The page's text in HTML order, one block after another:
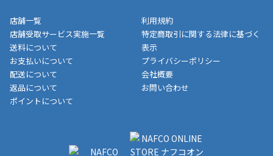
■商品によっては一部決済方法が使用できない場合がございま
す。
メーカー直送品など一部商品については、その他商品との購入に
制限がかかる場合がございます。また発送日についても、通常と
異なる場合がございます。対象商品の説明ページをご確認くださ
い。
■店舗受取をご選択いただいた場合
ご注文が確認出来次第、お受取される店舗在庫を使用してご準備
をさせていただきます。店舗に在庫がない場合は店舗よりお取り
いただく場合がございます。店舗準備でのお渡しとなる為、商品
のみの受け渡しとなります。（箱や納品書は付属しておりませ
店舗一覧
店舗受取サービス実施一覧
送料について
お支払いについて
配送について
返品について
ポイントについて
利用規約
特定商取引に関する法律に基づく
表示
プライバシーポリシー
会社概要
お問い合わせ